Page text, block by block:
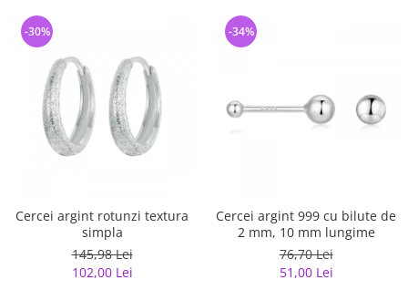
Cercei argint rotunzi textura
simpla
145,98 Lei
102,00 Lei
-30%
Cercei argint 999 cu bilute de
2 mm, 10 mm lungime
76,70 Lei
51,00 Lei
-34%